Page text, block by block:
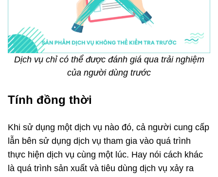
Dịch vụ chỉ có thể được đánh giá qua trải nghiệm
của người dùng trước
Tính đồng thời
Khi sử dụng một dịch vụ nào đó, cả người cung cấp
lẫn bên sử dụng dịch vụ tham gia vào quá trình
thực hiện dịch vụ cùng một lúc. Hay nói cách khác
là quá trình sản xuất và tiêu dùng dịch vụ xảy ra